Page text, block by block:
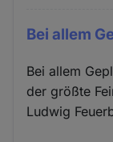
Bei allem
Bei allem
der größte
Ludwig